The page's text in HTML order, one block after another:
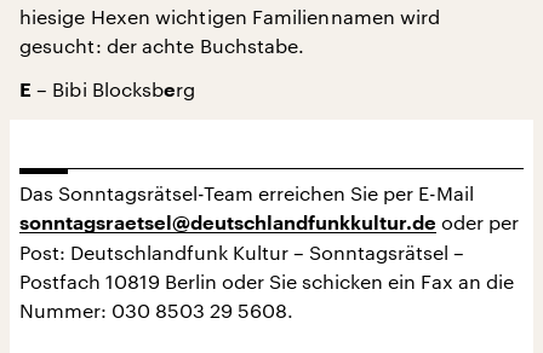
hiesige Hexen wichtigen Familiennamen wird
gesucht: der achte Buchstabe.
E – Bibi Blocksberg
Das Sonntagsrätsel-Team erreichen Sie per E-Mail
sonntagsraetsel@deutschlandfunkkultur.de oder per
Post: Deutschlandfunk Kultur – Sonntagsrätsel –
Postfach 10819 Berlin oder Sie schicken ein Fax an die
Nummer: 030 8503 29 5608.